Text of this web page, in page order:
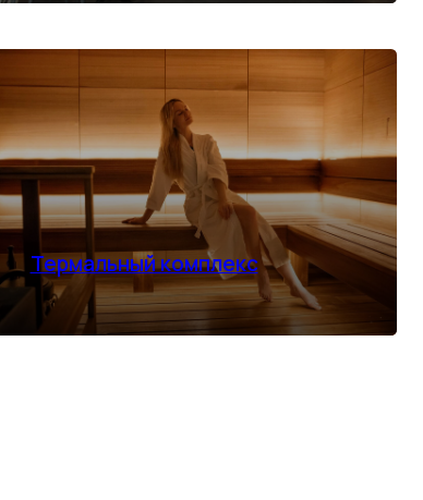
*количество номеров ограничено
Термальный комплекс